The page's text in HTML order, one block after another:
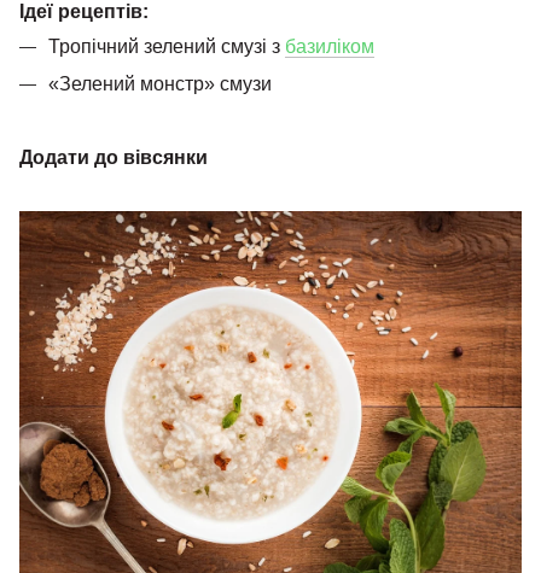
Ідеї ​​рецептів:
Тропічний зелений смузі з базиліком
«Зелений монстр» смузи
Додати до вівсянки